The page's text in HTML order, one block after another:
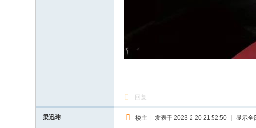
回复
梁迅玮 楼主 | 发表于 2023-2-20 21:52:50 | 显示全